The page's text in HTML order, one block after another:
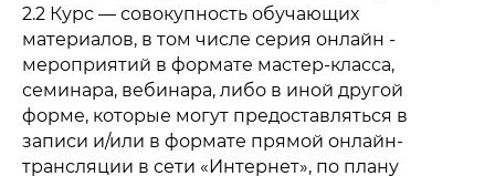
2.2 Курс — совокупность обучающих
материалов, в том числе серия онлайн -
мероприятий в формате мастер-класса,
семинара, вебинара, либо в иной другой
форме, которые могут предоставляться в
записи и/или в формате прямой онлайн-
трансляции в сети «Интернет», по плану